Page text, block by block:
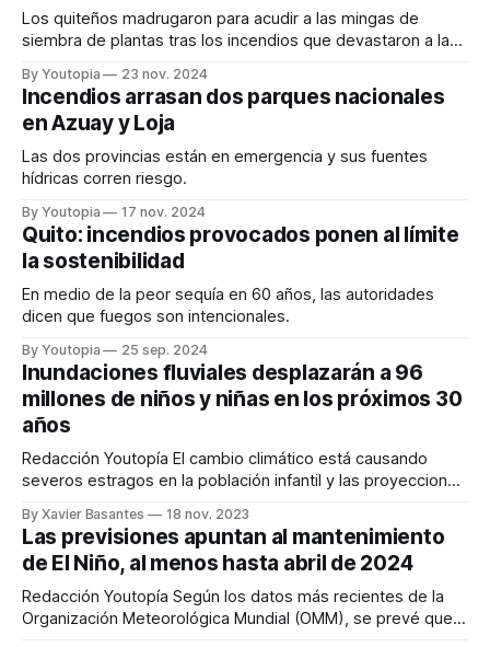
Los quiteños madrugaron para acudir a las mingas de
siembra de plantas tras los incendios que devastaron a la
By Youtopia 23 nov. 2024
Incendios arrasan dos parques nacionales
en Azuay y Loja
Las dos provincias están en emergencia y sus fuentes
hídricas corren riesgo.
By Youtopia 17 nov. 2024
Quito: incendios provocados ponen al límite
la sostenibilidad
En medio de la peor sequía en 60 años, las autoridades
dicen que fuegos son intencionales.
By Youtopia 25 sep. 2024
Inundaciones fluviales desplazarán a 96
millones de niños y niñas en los próximos 30
años
Redacción Youtopía El cambio climático está causando
severos estragos en la población infantil y las proyecciones
Niñas desplazados por el Cambio Climático de Unicef
(octubre, 2023) se plantean los escenarios de riesgo para
los menores de edad. Entre sus
By Xavier Basantes 18 nov. 2023
Las previsiones apuntan al mantenimiento
de El Niño, al menos hasta abril de 2024
Redacción Youtopía Según los datos más recientes de la
Organización Meteorológica Mundial (OMM), se prevé que